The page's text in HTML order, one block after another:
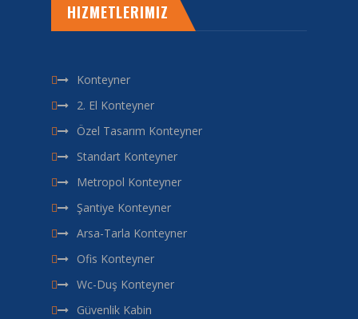
HIZMETLERIMIZ
Konteyner
2. El Konteyner
Özel Tasarım Konteyner
Standart Konteyner
Metropol Konteyner
Şantiye Konteyner
Arsa-Tarla Konteyner
Ofis Konteyner
Wc-Duş Konteyner
Güvenlik Kabin